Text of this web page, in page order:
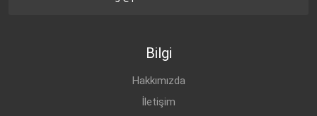
Bilgi
Hakkımızda
İletişim